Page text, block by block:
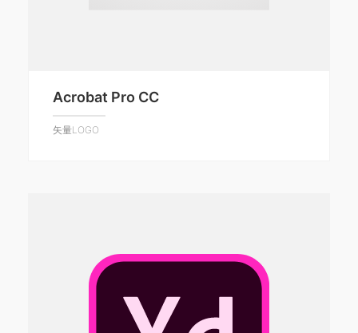
Acrobat Pro CC
矢量LOGO